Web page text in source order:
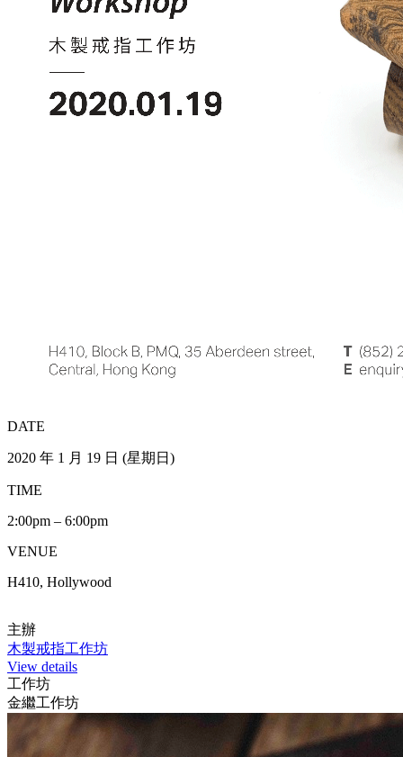
DATE
2020 年 1 月 19 日 (星期日)
TIME
2:00pm – 6:00pm
VENUE
H410, Hollywood
主辦
木製戒指工作坊
View details
工作坊
金繼工作坊